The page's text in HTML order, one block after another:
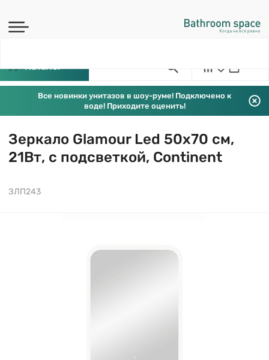
Каталог
Все новинки унитазов в шоу-руме! Подключено к
воде! Приходите оценить!
Зеркало Glamour Led 50х70 см,
21Вт, с подсветкой, Continent
ЗЛП243